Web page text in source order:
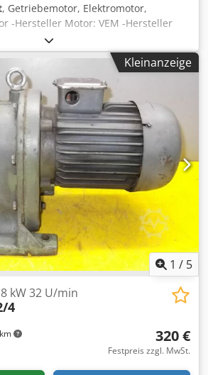
, Getriebemotor, Elektromotor,
-Hersteller Motor: VEM -Hersteller
295 U/min -Leistung: 1,1 kW -
Akcjr -Durchmesser Welle: 40
1x Motoren vorhanden -Preis: pro
530/250/H380 mm -Gewicht: 56 kg
Kleinanzeige
1 / 5
kW 32 U/min
4
320 €
Festpreis zzgl. MwSt.